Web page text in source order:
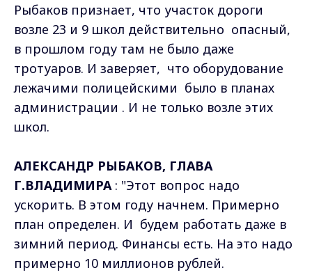
Рыбаков признает, что участок дороги
возле 23 и 9 школ действительно опасный,
в прошлом году там не было даже
тротуаров. И заверяет, что оборудование
лежачими полицейскими было в планах
администрации . И не только возле этих
школ.
АЛЕКСАНДР РЫБАКОВ, ГЛАВА
Г.ВЛАДИМИРА : "Этот вопрос надо
ускорить. В этом году начнем. Примерно
план определен. И будем работать даже в
зимний период. Финансы есть. На это надо
примерно 10 миллионов рублей.